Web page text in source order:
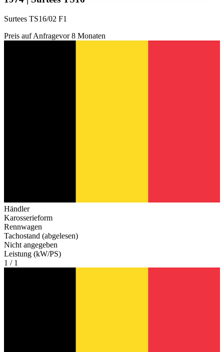
Surtees TS16/02 F1
Preis auf Anfragevor 8 Monaten
Händler
Karosserieform
Rennwagen
Tachostand (abgelesen)
Nicht angegeben
Leistung (kW/PS)
1 / 1